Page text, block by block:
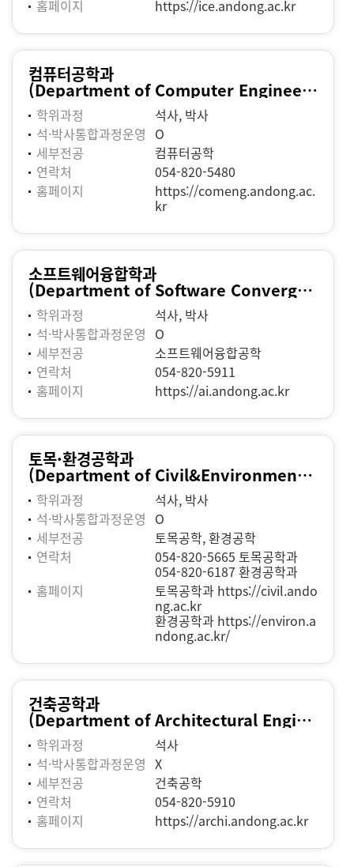
홈페이지 https://ice.andong.ac.kr
컴퓨터공학과
(Department of Computer Engineering)
학위과정
석사, 박사
석·박사통합과정운영 O
세부전공
컴퓨터공학
연락처
054-820-5480
홈페이지
https://comeng.andong.ac.
kr
소프트웨어융합학과
(Department of Software Convergence Engineering)
학위과정
석사, 박사
석·박사통합과정운영 O
세부전공
소프트웨어융합공학
연락처
054-820-5911
홈페이지
https://ai.andong.ac.kr
토목·환경공학과
(Department of Civil&Environmental Engineering)
학위과정
석사, 박사
석·박사통합과정운영 O
세부전공
토목공학, 환경공학
연락처
054-820-5665 토목공학과
054-820-6187 환경공학과
홈페이지
토목공학과 https://civil.ando
ng.ac.kr
환경공학과 https://environ.a
ndong.ac.kr/
건축공학과
(Department of Architectural Engineering)
학위과정
석사
석·박사통합과정운영 X
세부전공
건축공학
연락처
054-820-5910
홈페이지
https://archi.andong.ac.kr